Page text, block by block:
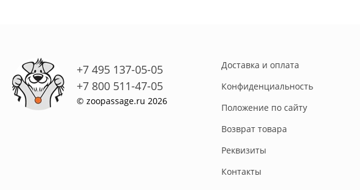
+7 495 137-05-05
+7 800 511-47-05
© zoopassage.ru 2026
Доставка и оплата
Конфиденциальность
Положение по сайту
Возврат товара
Реквизиты
Контакты